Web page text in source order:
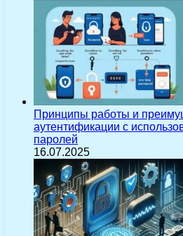
Принципы работы и
аутентификации с
паролей
16.07.2025